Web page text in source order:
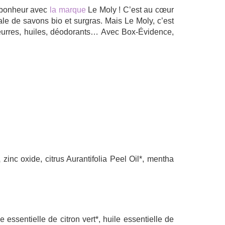
avec la marque Le Moly ! C’est au cœur
de savons bio et surgras. Mais Le Moly, c’est
huiles, déodorants… Avec Box-Évidence,
oxide, citrus Aurantifolia Peel Oil*, mentha
essentielle de citron vert*, huile essentielle de